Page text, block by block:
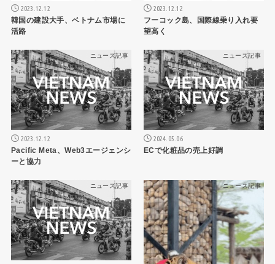
2023.12.12
韓国の建設大手、ベトナム市場に
活路
2023.12.12
フーコック島、国際線乗り入れ要
望高く
ニュース記事
2023.12.12
Pacific Meta、Web3エージェンシ
ーと協力
ニュース記事
2024.05.06
ECで化粧品の売上好調
ニュース記事 ニュース記事